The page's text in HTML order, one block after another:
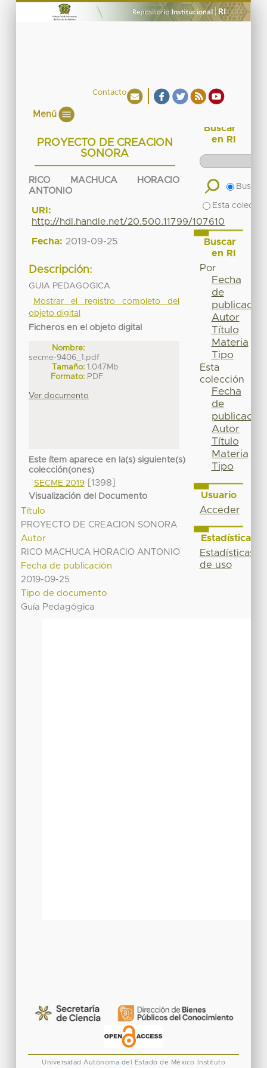
Contacto
Menú
PROYECTO DE CREACION
SONORA
RICO MACHUCA HORACIO
ANTONIO
URI:
http://hdl.handle.net/20.500.11799/107610
Fecha: 2019-09-25
Descripción:
GUIA PEDAGOGICA
Mostrar el registro completo del
objeto digital
Ficheros en el objeto digital
Nombre:
secme-9406_1.pdf
Tamaño: 1.047Mb
Formato: PDF
Ver documento
Este ítem aparece en la(s) siguiente(s)
colección(ones)
SECME 2019
[1398]
Visualización del Documento
Título
PROYECTO DE CREACION SONORA
Autor
RICO MACHUCA HORACIO ANTONIO
Fecha de publicación
2019-09-25
Tipo de documento
Guía Pedagógica
Buscar
en RI
Buscar
Esta
Buscar
en RI
Por
Fecha
de
publicación
Autor
Título
Materia
Tipo
Esta
colección
Fecha
de
publicación
Autor
Título
Materia
Tipo
Usuario
Acceder
Estadísticas
Estadísticas
de uso
Universidad Autónoma del Estado de México Instituto